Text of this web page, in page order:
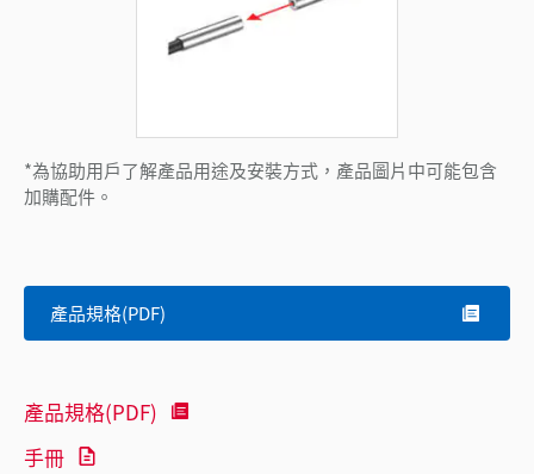
*為協助用戶了解產品用途及安裝方式，產品圖片中可能包含
加購配件。
產品規格(PDF)
產品規格(PDF)
手冊